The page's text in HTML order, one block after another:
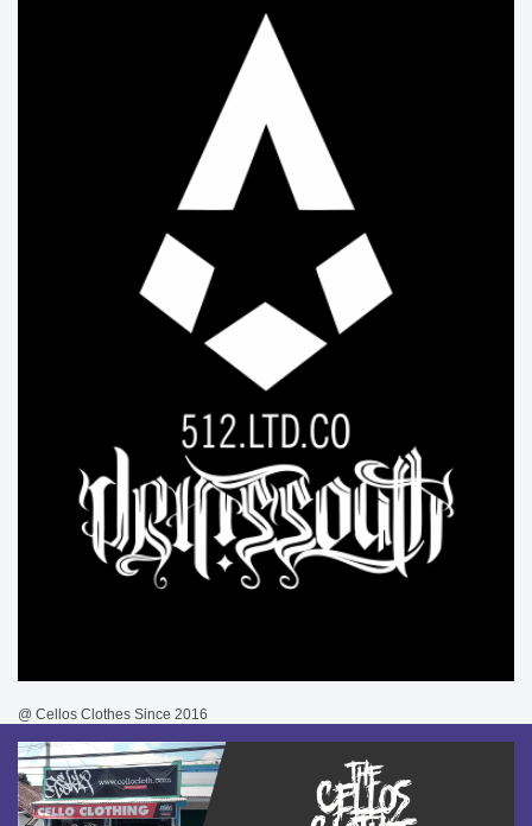
@ Cellos Clothes Since 2016